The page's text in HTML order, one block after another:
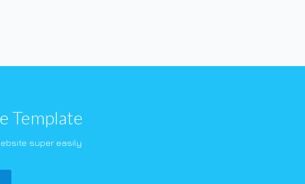
Template
super easily